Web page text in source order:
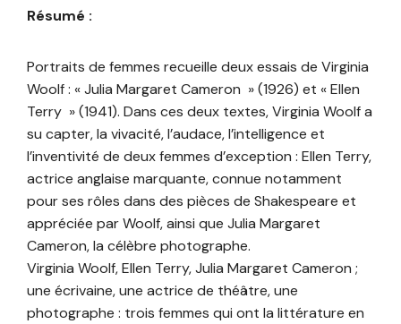
Résumé :
Portraits de femmes recueille deux essais de Virginia
Woolf : « Julia Margaret Cameron » (1926) et « Ellen
Terry » (1941). Dans ces deux textes, Virginia Woolf a
su capter, la vivacité, l’audace, l’intelligence et
l’inventivité de deux femmes d’exception : Ellen Terry,
actrice anglaise marquante, connue notamment
pour ses rôles dans des pièces de Shakespeare et
appréciée par Woolf, ainsi que Julia Margaret
Cameron, la célèbre photographe.
Virginia Woolf, Ellen Terry, Julia Margaret Cameron ;
une écrivaine, une actrice de théâtre, une
photographe : trois femmes qui ont la littérature en